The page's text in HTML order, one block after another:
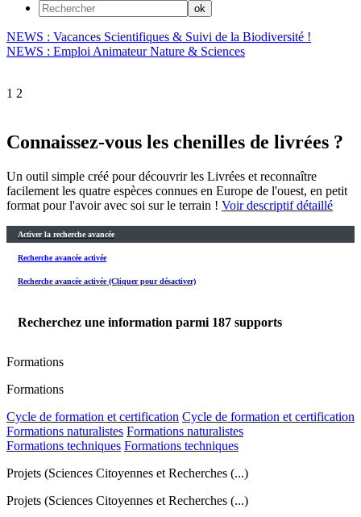
NEWS : Vacances Scientifiques & Suivi de la Biodiversité !
NEWS : Emploi Animateur Nature & Sciences
1 2
Connaissez-vous les chenilles de livrées ?
Un outil simple créé pour découvrir les Livrées et reconnaître
facilement les quatre espèces connues en Europe de l'ouest, en petit
format pour l'avoir avec soi sur le terrain ! Voir descriptif détaillé
Activer la recherche avancée
Recherche avancée activée
Recherche avancée activée (Cliquer pour désactiver)
Recherchez une information parmi 187 supports
Formations
Formations
Cycle de formation et certification Cycle de formation et certification
Formations naturalistes Formations naturalistes
Formations techniques Formations techniques
Projets (Sciences Citoyennes et Recherches (...)
Projets (Sciences Citoyennes et Recherches (...)